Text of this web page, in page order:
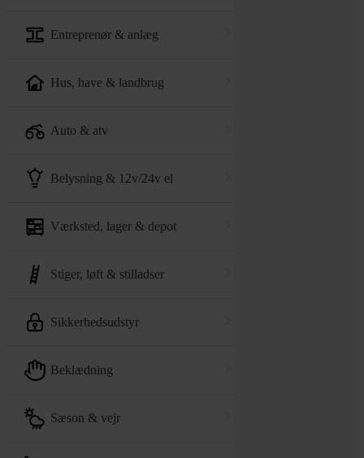
entreprenør & anlæg
hus, have & landbrug
auto & atv
belysning & 12v/24v el
værksted, lager & depot
stiger, løft & stilladser
sikkerhedsudstyr
beklædning
sæson & vejr